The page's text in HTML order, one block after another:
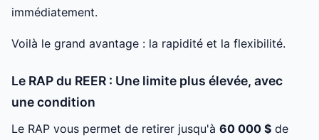
immédiatement.
Voilà le grand avantage : la rapidité et la flexibilité.
Le RAP du REER : Une limite plus élevée, avec
une condition
Le RAP vous permet de retirer jusqu'à 60 000 $ de